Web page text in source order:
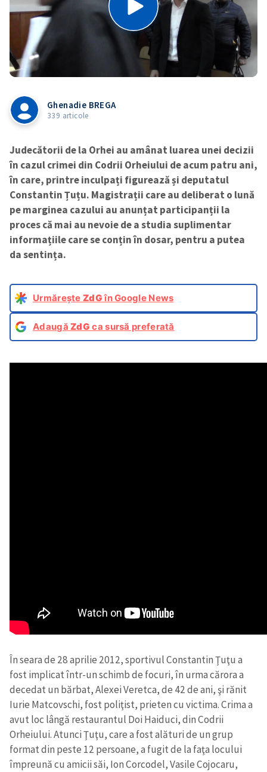
Ghenadie BREGA
339 articole
Judecătorii de la Orhei au amânat luarea unei decizii
în cazul crimei din Codrii Orheiului de acum patru ani,
în care, printre inculpați figurează și deputatul
Constantin Țuțu. Magistrații care au deliberat o lună
pe marginea cazului au anunțat participanții la
proces că mai au nevoie de a studia suplimentar
informațiile care se conțin în dosar, pentru a putea
da sentința.
Urmărește ZdGîn Google News
AdaugăZdG ca sursă preferată
În seara de 28 aprilie 2012, sportivul Constantin Ţuţu a
fost implicat într-un schimb de focuri, în urma cărora a
decedat un bărbat, Alexei Veretca, de 42 de ani, şi rănit
Iurie Matcovschi, fost poliţist, prieten cu victima. Crima a
avut loc lângă restaurantul Doi Haiduci, din Codrii
Orheiului. Atunci Ţuţu, care a fost alături de un grup
format din peste 12 persoane, a fugit de la faţa locului
împreună cu amicii săi, Ion Corcodel, Vasile Cojocaru,